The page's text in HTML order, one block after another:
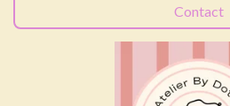
Contact